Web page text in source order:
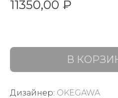
11350,00 ₽
В
Дизайнер: OKEGAWA